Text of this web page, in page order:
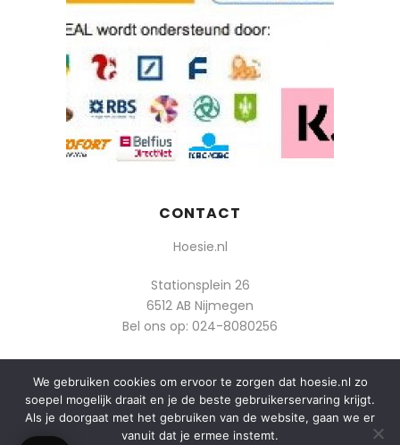
CONTACT
Hoesie.nl
Stationsplein 26
6512 AB Nijmegen
Bel ons op: 024-8080256
Of mail: info@hoesie.nl
We gebruiken cookies om ervoor te zorgen dat hoesie.nl zo
soepel mogelijk draait en je de beste gebruikerservaring krijgt.
Als je doorgaat met het gebruiken van de website, gaan we er
vanuit dat je ermee instemt.